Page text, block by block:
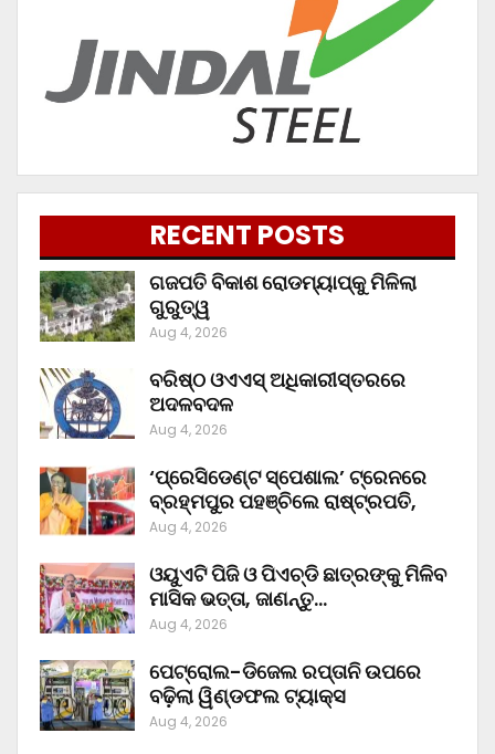
RECENT POSTS
ଗଜପତି ବିକାଶ ରୋଡମ୍ୟାପ୍‌କୁ ମିଳିଲା
ଗୁରୁତ୍ୱ
Aug 4, 2026
ବରିଷ୍ଠ ଓଏଏସ୍‌ ଅଧିକାରୀସ୍ତରରେ
ଅଦଳବଦଳ
Aug 4, 2026
‘ପ୍ରେସିଡେଣ୍ଟ ସ୍ପେଶାଲ’ ଟ୍ରେନରେ
ବ୍ରହ୍ମପୁର ପହଞ୍ଚିଲେ ରାଷ୍ଟ୍ରପତି,
Aug 4, 2026
ଓୟୁଏଟି ପିଜି ଓ ପିଏଚ୍‌ଡି ଛାତ୍ରଙ୍କୁ ମିଳିବ
ମାସିକ ଭତ୍ତା, ଜାଣନ୍ତୁ…
Aug 4, 2026
ପେଟ୍ରୋଲ-ଡିଜେଲ ରପ୍ତାନି ଉପରେ
ବଢ଼ିଲା ୱିଣ୍ଡଫଲ ଟ୍ୟାକ୍ସ
Aug 4, 2026